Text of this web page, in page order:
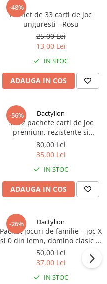
-48%
Pachet de 33 carti de joc
unguresti - Rosu
25,00 Lei
13,00 Lei
IN STOC
ADAUGA IN COS
-56% Dactylion
Set 2 pachete carti de joc
premium, rezistente si
durabile la apa, suflate cu aur
de 24k, poker, petreceri,
ocazii speciale
80,00 Lei
35,00 Lei
IN STOC
ADAUGA IN COS
-26% Dactylion
Pachet jocuri de familie – joc X
si 0 din lemn, domino clasic si
carti de joc
50,00 Lei
37,00 Lei
IN STOC